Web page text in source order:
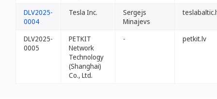
DLV2025-
0004
Tesla Inc.
Sergejs
Minajevs
DLV2025-
0005
PETKIT
Network
Technology
(Shanghai)
Co., Ltd.
- petkit.lv